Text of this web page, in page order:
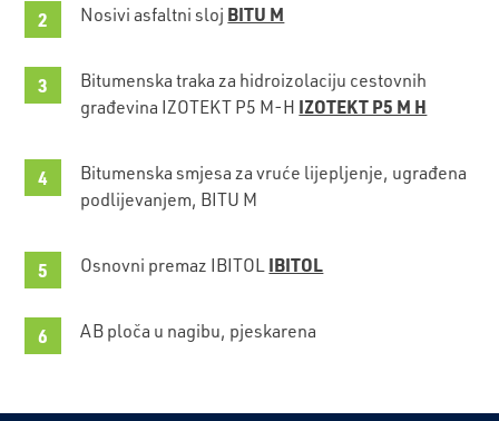
Nosivi asfaltni sloj BITU M
Bitumenska traka za hidroizolaciju cestovnih
građevina IZOTEKT P5 M-H IZOTEKT P5 M H
Bitumenska smjesa za vruće lijepljenje, ugrađena
podlijevanjem, BITU M
Osnovni premaz IBITOL IBITOL
AB ploča u nagibu, pjeskarena